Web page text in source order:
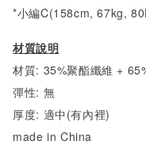
*小編C(158cm, 67kg,
材質說明
材質: 35%聚酯纖維 +
彈性: 無
厚度: 適中(有內裡)
made in China